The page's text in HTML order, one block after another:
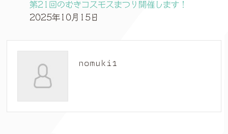
第21回のむきコスモスまつり開催します！
2025年10月15日
nomuki1